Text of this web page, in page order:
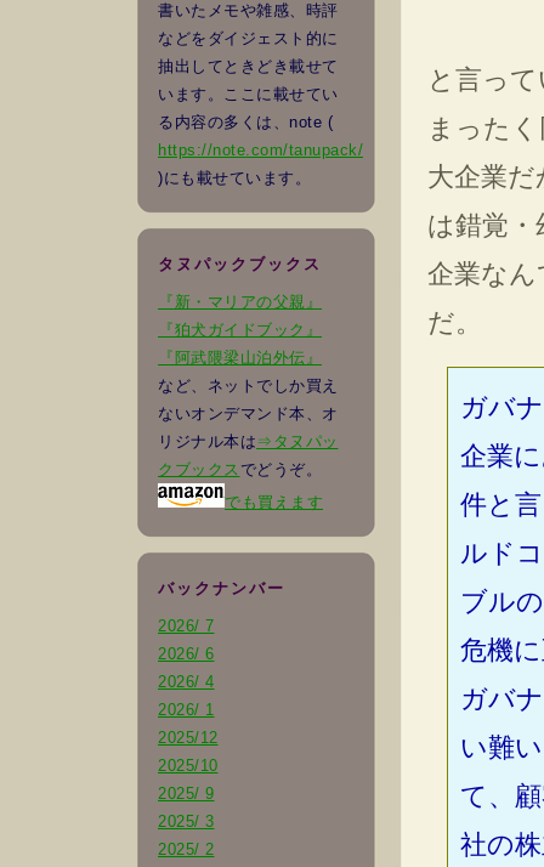
書いたメモや雑感、時評
などをダイジェスト的に
抽出してときどき載せて
います。ここに載せてい
る内容の多くは、note (
https://note.com/tanupack/
)にも載せています。
タヌパックブックス
『新・マリアの父親』
『狛犬ガイドブック』
『阿武隈梁山泊外伝』
など、ネットでしか買え
ないオンデマンド本、オ
リジナル本は ⇒タヌパッ
クブックス でどうぞ。
でも買えます
バックナンバー
2026/ 7
2026/ 6
2026/ 4
2026/ 1
2025/12
2025/10
2025/ 9
2025/ 3
2025/ 2
と言っ
まった
大企業
は錯覚
企業な
だ。
ガバ
企業
件と
ルド
ブル
危機
ガバ
い難
て、
社の